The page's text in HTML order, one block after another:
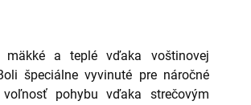
mäkké a teplé vďaka voštinovej
špeciálne vyvinuté pre náročné
pohybu vďaka strečovým